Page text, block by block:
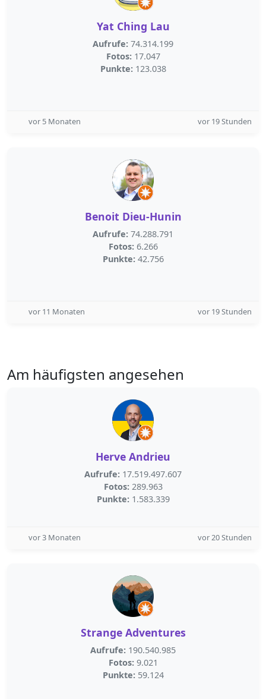
Yat Ching Lau
Aufrufe: 74.314.199
Fotos: 17.047
Punkte: 123.038
vor 5 Monaten vor 19 Stunden
Benoit Dieu-Hunin
Aufrufe: 74.288.791
Fotos: 6.266
Punkte: 42.756
vor 11 Monaten vor 19 Stunden
Am häufigsten angesehen
Herve Andrieu
Aufrufe: 17.519.497.607
Fotos: 289.963
Punkte: 1.583.339
vor 3 Monaten vor 20 Stunden
Strange Adventures
Aufrufe: 190.540.985
Fotos: 9.021
Punkte: 59.124